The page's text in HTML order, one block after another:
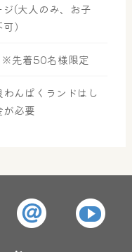
グルメ
(大人のみ、お子
）
先着50名様限定
んぱくランドはし
が必要